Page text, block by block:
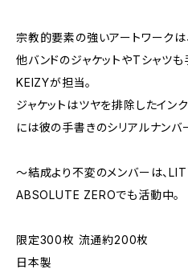
宗教的要素の強いアートワーク
他バンドのジャケットやTシャツ
KEIZYが担当。
ジャケットはツヤを排除したイン
には彼の手書きのシリアルナンバ
～結成より不変のメンバーは、
ABSOLUTE ZEROでも活動中。
限定300枚 流通約200枚
日本製